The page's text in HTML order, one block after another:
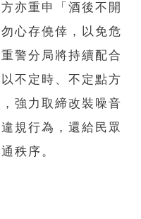
亦重申「酒後不開
心存僥倖，以免危
警分局將持續配合
不定時、不定點方
強力取締改裝噪音
規行為，還給民眾
秩序。